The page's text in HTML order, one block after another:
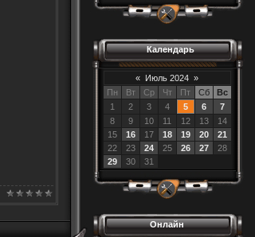
Календарь
« Июль 2024 »
Пн
Вт Ср Чт Пт Сб
Вс
1
2 3 4 5 6
7
8
9 10 11 12 13
14
15
16 17 18 19 20
21
22
23 24 25 26 27
28
29
30 31
Онлайн